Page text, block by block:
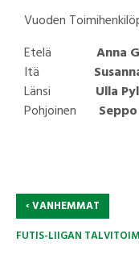
Vuoden
Etelä Anna
Itä
Länsi Ulla
Pohjoinen
‹VANHEMMAT
FUTIS-LIIGAN